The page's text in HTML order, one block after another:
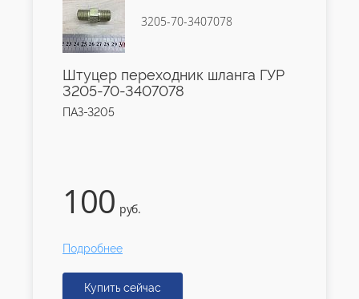
3205-70-3407078
Штуцер переходник шланга ГУР
3205-70-3407078
ПАЗ-3205
100 руб.
Подробнее
Купить сейчас